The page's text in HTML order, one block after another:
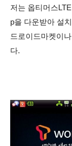
저는 옵티머스
p을 다운받아 설
드로이드마켓이
다.